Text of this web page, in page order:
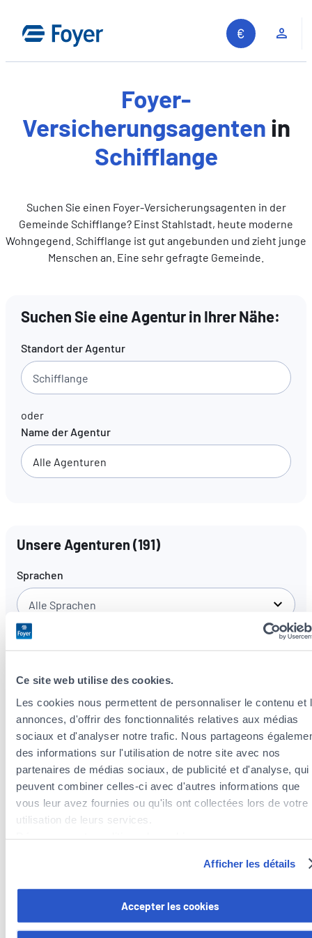
Ce site web utilise des cookies.
Les cookies nous permettent de personnaliser le contenu et
annonces, d'offrir des fonctionnalités relatives aux médias
sociaux et d'analyser notre trafic. Nous partageons
des informations sur l'utilisation de notre site avec nos
partenaires de médias sociaux, de publicité et d'analyse, qui
peuvent combiner celles-ci avec d'autres informations que
vous leur avez fournies ou qu'ils ont collectées lors de votre
utilisation de leurs services.
Vous avez la possibilité de retirer votre consentement à tout
moment en cliquant sur le lien "gestion des cookies" en bas
Afficher les détails
Accepter les cookies
Inhalt
springen
Auf unserer Website suchen
Foyer-
Versicherungsagenten in
Schifflange
Suchen Sie einen Foyer-Versicherungsagenten in der
Gemeinde Schifflange? Einst Stahlstadt, heute moderne
Wohngegend. Schifflange ist gut angebunden und zieht junge
Menschen an. Eine sehr gefragte Gemeinde.
Suchen Sie eine Agentur in Ihrer Nähe:
Standort der Agentur
oder
Name der Agentur
Unsere Agenturen (191)
Sprachen
Alle Sprachen
Versicherungsagenten in der Nähe der
Gemeinde Schifflange
Versicherungsagenten in der Gemeinde Reckange-sur-
Mess
Versicherungsagenten in der Gemeinde Bettembourg
Versicherungsagenten in der Gemeinde Mondercange
Versicherungsagenten in der Gemeinde Kayl